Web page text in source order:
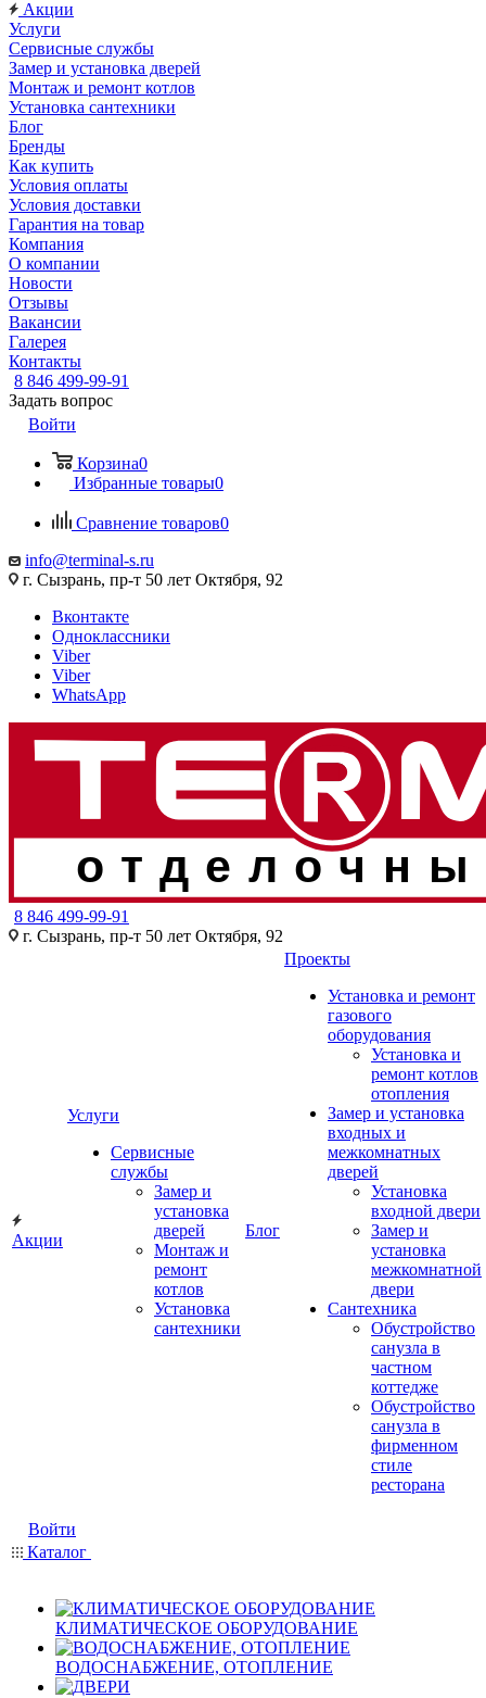
Акции
Услуги
Сервисные службы
Замер и установка дверей
Монтаж и ремонт котлов
Установка сантехники
Блог
Бренды
Как купить
Условия оплаты
Условия доставки
Гарантия на товар
Компания
О компании
Новости
Отзывы
Вакансии
Галерея
Контакты
8 846 499-99-91
Задать вопрос
Войти
Корзина0
Избранные товары0
Сравнение товаров0
info@terminal-s.ru
г. Сызрань, пр-т 50 лет Октября, 92
Вконтакте
Одноклассники
Viber
Viber
WhatsApp
8 846 499-99-91
г. Сызрань, пр-т 50 лет Октября, 92
Акции
Услуги
Сервисные
службы
Замер и
установка
дверей
Монтаж и
ремонт
котлов
Установка
сантехники
Блог
Проекты
Установка и ремонт
газового
оборудования
Установка и
ремонт котлов
отопления
Замер и установка
входных и
межкомнатных
дверей
Установка
входной двери
Замер и
установка
межкомнатной
двери
Сантехника
Обустройство
санузла в
частном
коттедже
Обустройство
санузла в
фирменном
стиле
ресторана
Войти
Каталог
КЛИМАТИЧЕСКОЕ ОБОРУДОВАНИЕ
ВОДОСНАБЖЕНИЕ, ОТОПЛЕНИЕ